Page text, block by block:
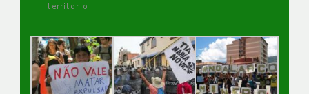
territorio